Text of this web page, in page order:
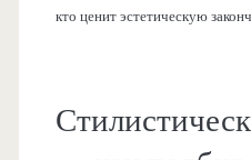
кто ценит эстетическую